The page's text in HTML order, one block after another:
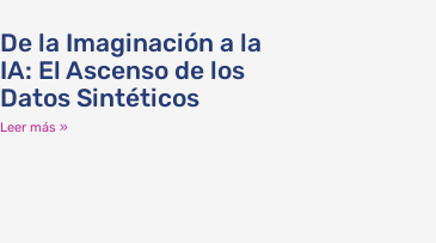
De la Imaginación a la
IA: El Ascenso de los
Datos Sintéticos
Leer más »